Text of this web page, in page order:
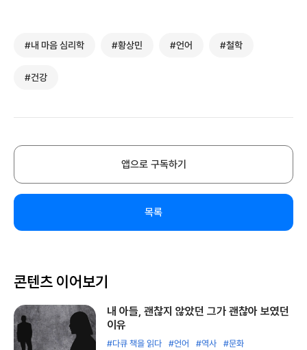
#내 마음 심리학 #황상민 #언어 #철학
#건강
앱으로 구독하기
목록
콘텐츠 이어보기
내 아들, 괜찮지 않았던 그가 괜찮아 보였던
이유
#다큐 책을 읽다 #언어 #역사 #문화